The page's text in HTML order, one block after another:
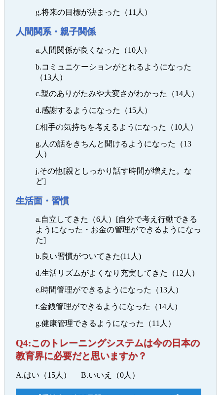
g.将来の目標が決まった（11人）
人間関系・親子関係
a.人間関係が良くなった（10人）
b.コミュニケーションがとれるようになった
（13人）
c.親のありがたみや大変さがわかった（14人）
d.感謝するようになった（15人）
f.相手の気持ちを考えるようになった（10人）
g.人の話をきちんと聞けるようになった（13
人）
j.その他[親としっかり話す時間が増えた。な
ど]
生活面・習慣
a.自立してきた（6人）[自分で考え行動できる
ようになった・お金の管理ができるようになっ
た]
b.良い習慣がついてきた(11人)
d.生活リズムがよくなり充実してきた（12人）
e.時間管理ができるようになった（13人）
f.金銭管理ができるようになった（14人）
g.健康管理できるようになった（11人）
Q4:このトレーニングシステムは今の日本の
教育界に必要だと思いますか？
A.はい（15人） B.いいえ（0人）